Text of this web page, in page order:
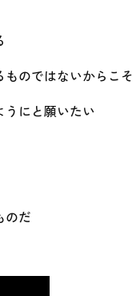
のではないからこそ
うにと願いたい
のだ